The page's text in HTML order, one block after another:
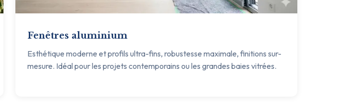
Fenêtres aluminium
Esthétique moderne et profils ultra-fins, robustesse maximale, finitions sur-
mesure. Idéal pour les projets contemporains ou les grandes baies vitrées.